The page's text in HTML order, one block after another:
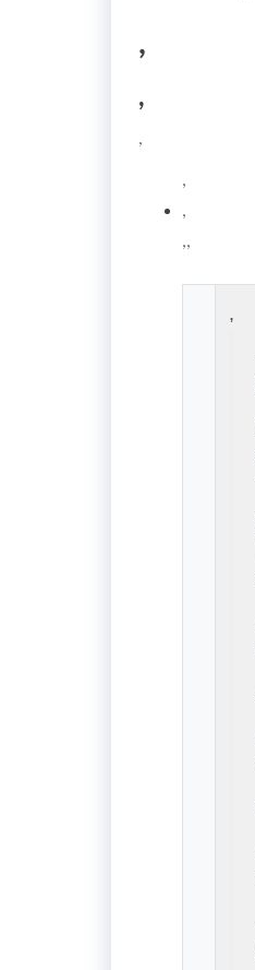
,
,
,
,
,
,,
,